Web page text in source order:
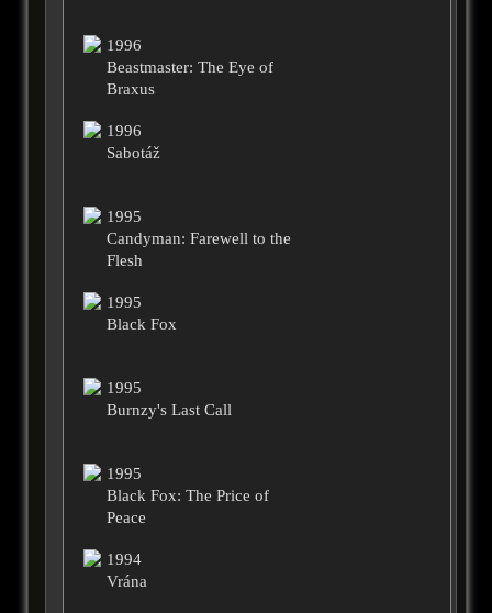
1996
Beastmaster: The Eye of
Braxus
1996
Sabotáž
1995
Candyman: Farewell to the
Flesh
1995
Black Fox
1995
Burnzy's Last Call
1995
Black Fox: The Price of
Peace
1994
Vrána